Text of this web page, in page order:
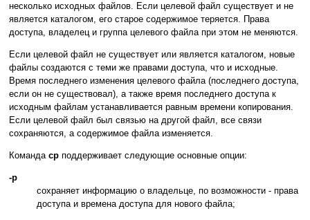
несколько исходных файлов. Если целевой файл существует и не
является каталогом, его старое содержимое теряется. Права
доступа, владелец и группа целевого файла при этом не меняются.
Если целевой файл не существует или является каталогом, новые
файлы создаются с теми же правами доступа, что и исходные.
Время последнего изменения целевого файла (последнего доступа,
если он не существовал), а также время последнего доступа к
исходным файлам устанавливается равным времени копирования.
Если целевой файл был связью на другой файл, все связи
сохраняются, а содержимое файла изменяется.
Команда cp поддерживает следующие основные опции:
-р
сохраняет информацию о владельце, по возможности - права
доступа и времена доступа для нового файла;